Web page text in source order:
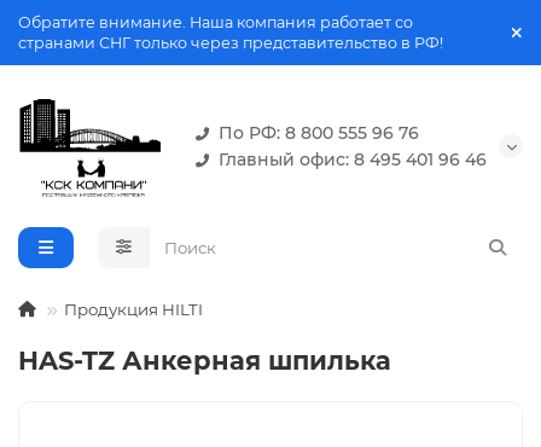
Обратите внимание. Наша компания работает со
странами СНГ только через представительство в РФ!
По РФ: 8 800 555 96 76
Главный офис: 8 495 401 96 46
Продукция HILTI
HAS-TZ Анкерная шпилька